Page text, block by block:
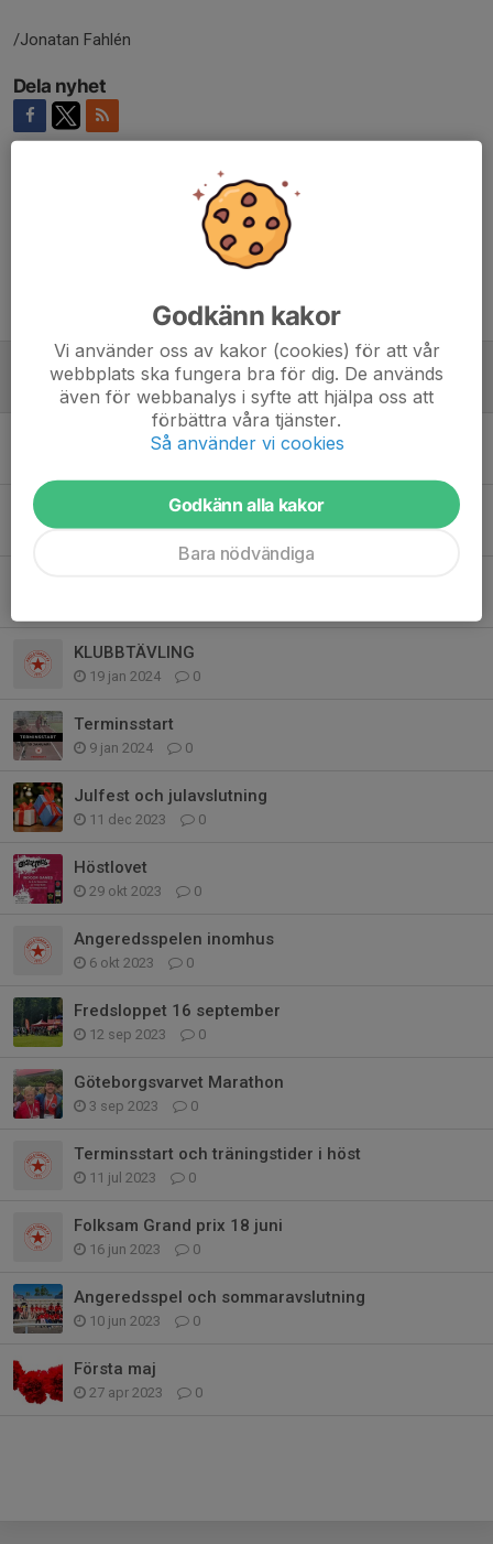
/Jonatan Fahlén
Dela nyhet
Tidigare nyheter
Regnigt Angeredsspelen
10 jun 2024 0
PFF:are på Göteborgsvarvet
23 apr 2024 0
KLUBBTÄVLING
19 jan 2024 0
Terminsstart
9 jan 2024 0
Julfest och julavslutning
11 dec 2023 0
Höstlovet
29 okt 2023 0
Angeredsspelen inomhus
6 okt 2023 0
Fredsloppet 16 september
12 sep 2023 0
Göteborgsvarvet Marathon
3 sep 2023 0
Terminsstart och träningstider i höst
11 jul 2023 0
Folksam Grand prix 18 juni
16 jun 2023 0
Angeredsspel och sommaravslutning
10 jun 2023 0
Första maj
27 apr 2023 0
Godkänn kakor
Vi använder oss av kakor (cookies) för att vår
webbplats ska fungera bra för dig. De används
även för webbanalys i syfte att hjälpa oss att
förbättra våra tjänster.
Så använder vi cookies
Godkänn alla kakor
Bara nödvändiga